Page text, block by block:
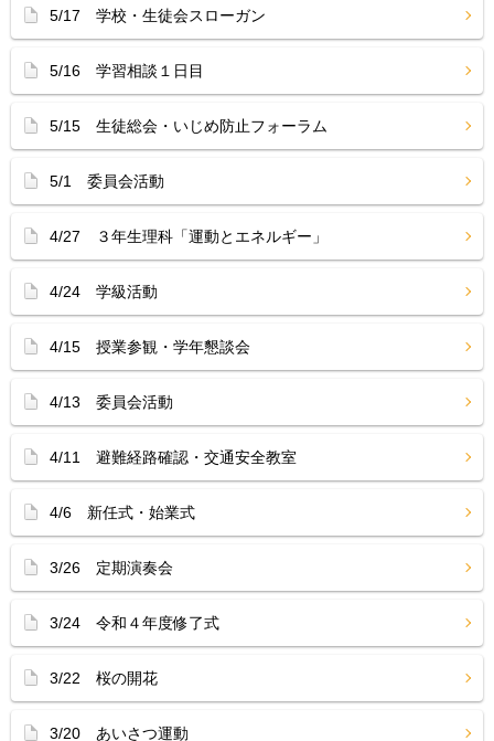
5/17 学校・生徒会スローガン
5/16 学習相談１日目
5/15 生徒総会・いじめ防止フォーラム
5/1 委員会活動
4/27 ３年生理科「運動とエネルギー」
4/24 学級活動
4/15 授業参観・学年懇談会
4/13 委員会活動
4/11 避難経路確認・交通安全教室
4/6 新任式・始業式
3/26 定期演奏会
3/24 令和４年度修了式
3/22 桜の開花
3/20 あいさつ運動